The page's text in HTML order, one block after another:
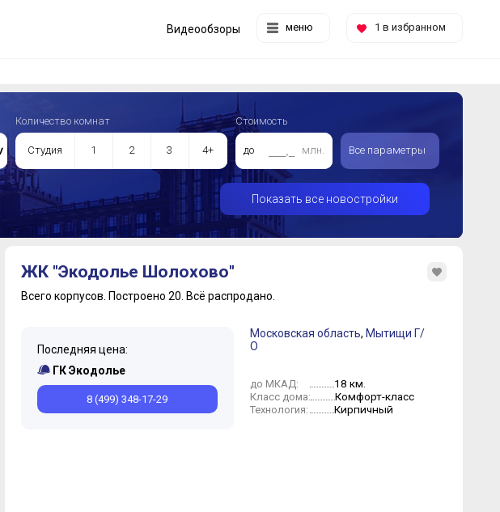
меню 1 в избранном
Видеообзоры
Количество комнат
Студия 1 2 3 4+
Стоимость
до млн. Все параметры
Показать все новостройки
ЖК "Экодолье Шолохово"
Всего корпусов. Построено 20. Всё распродано.
Последняя цена:
ГК Экодолье
8 (499) 348-17-29
Московская область, Мытищи Г/
О
до МКАД: 18 км.
Класс дома: Комфорт-класс
Технология: Кирпичный